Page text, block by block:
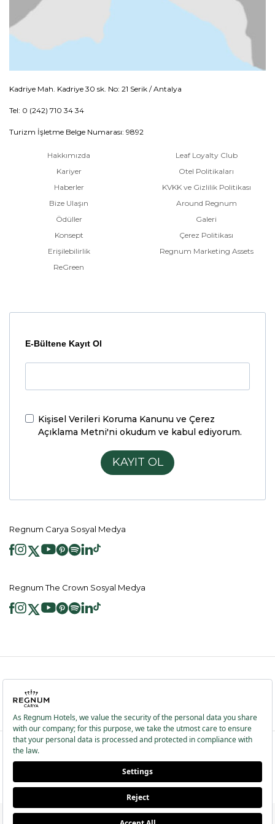
Kadriye Mah. Kadriye 30 sk. No: 21 Serik / Antalya
Tel: 0 (242) 710 34 34
Turizm İşletme Belge Numarası: 9892
Hakkımızda
Kariyer
Haberler
Bize Ulaşın
Ödüller
Konsept
Erişilebilirlik
ReGreen
Leaf Loyalty Club
Otel Politikaları
KVKK ve Gizlilik Politikası
Around Regnum
Galeri
Çerez Politikası
Regnum Marketing Assets
E-Bültene Kayıt Ol
Kişisel Verileri Koruma Kanunu ve Çerez
Açıklama Metni'ni okudum ve kabul ediyorum.
KAYIT OL
Regnum Carya Sosyal Medya
Regnum The Crown Sosyal Medya
2026 ® Regnum Hotels. Tüm hakları saklıdır.
Bilgi Toplumu Hizmetleri